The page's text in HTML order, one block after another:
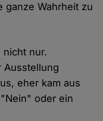
ganze Wahrheit zu
nicht nur.
Ausstellung
eher kam aus
oder ein